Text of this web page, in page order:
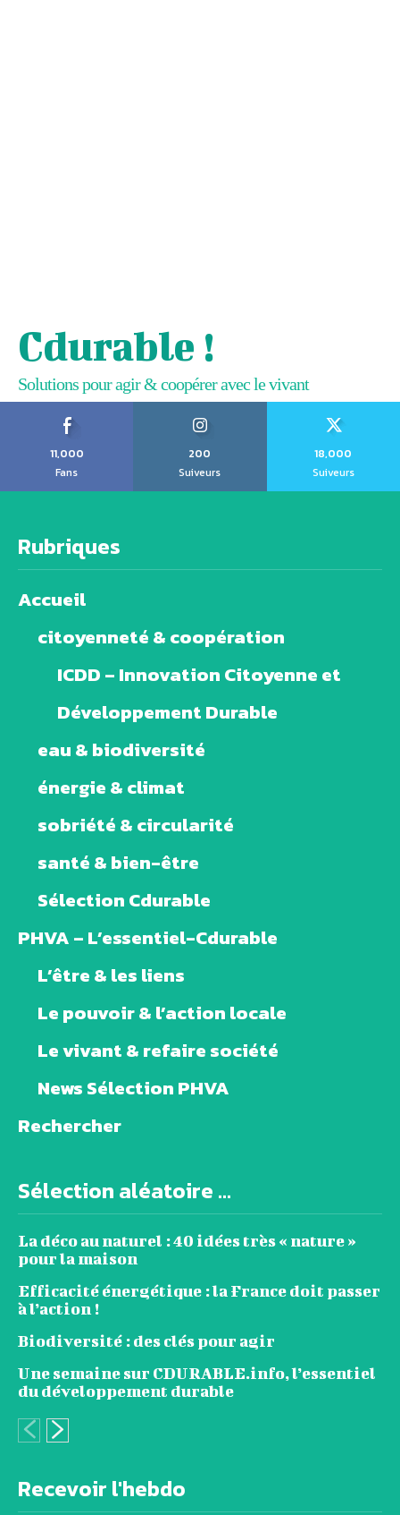
Cdurable !
Solutions pour agir & coopérer avec le vivant
11,000
Fans
200
Suiveurs
18,000
Suiveurs
Rubriques
Accueil
citoyenneté & coopération
ICDD – Innovation Citoyenne et
Développement Durable
eau & biodiversité
énergie & climat
sobriété & circularité
santé & bien-être
Sélection Cdurable
PHVA – L’essentiel-Cdurable
L’être & les liens
Le pouvoir & l’action locale
Le vivant & refaire société
News Sélection PHVA
Rechercher
Sélection aléatoire ...
La déco au naturel : 40 idées très « nature »
pour la maison
Efficacité énergétique : la France doit passer
à l’action !
Biodiversité : des clés pour agir
Une semaine sur CDURABLE.info, l’essentiel
du développement durable
Recevoir l'hebdo